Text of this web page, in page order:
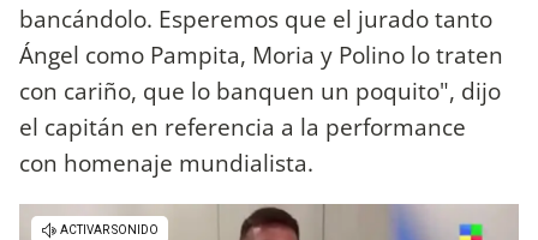
bancándolo. Esperemos que el jurado tanto
Ángel como Pampita, Moria y Polino lo traten
con cariño, que lo banquen un poquito", dijo
el capitán en referencia a la performance
con homenaje mundialista.